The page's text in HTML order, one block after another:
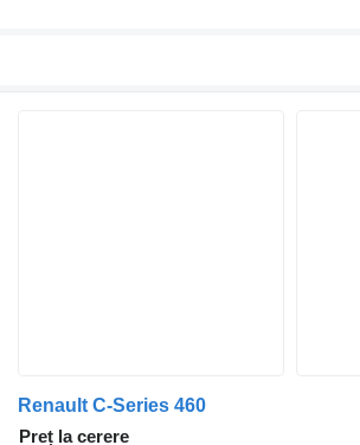
Renault C-Series 460
Preț la cerere